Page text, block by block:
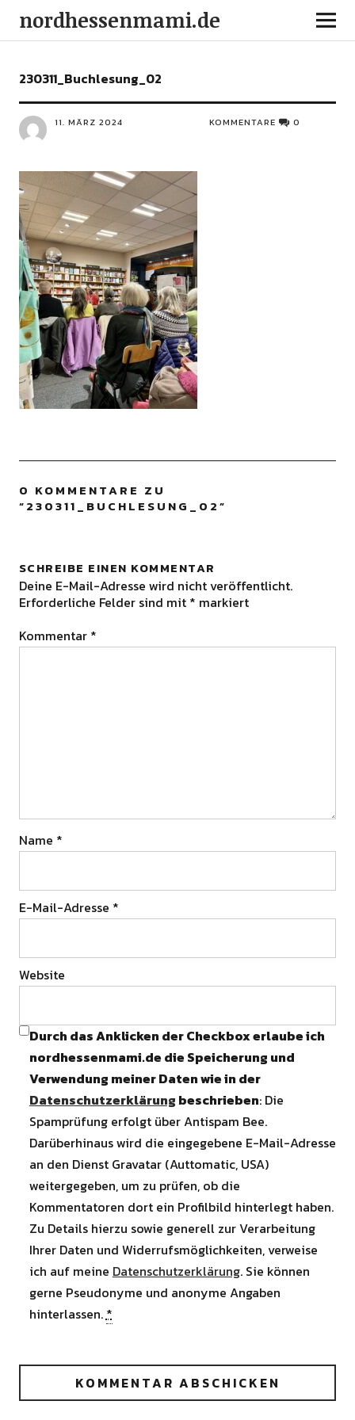
nordhessenmami.de
230311_Buchlesung_02
11. MÄRZ 2024 KOMMENTARE 0
0 KOMMENTARE ZU
“230311_BUCHLESUNG_02”
SCHREIBE EINEN KOMMENTAR
Deine E-Mail-Adresse wird nicht veröffentlicht.
Erforderliche Felder sind mit * markiert
Kommentar *
Name *
E-Mail-Adresse *
Website
Durch das Anklicken der Checkbox erlaube ich
nordhessenmami.de die Speicherung und
Verwendung meiner Daten wie in der
Datenschutzerklärung beschrieben: Die
Spamprüfung erfolgt über Antispam Bee.
Darüberhinaus wird die eingegebene E-Mail-Adresse
an den Dienst Gravatar (Auttomatic, USA)
weitergegeben, um zu prüfen, ob die
Kommentatoren dort ein Profilbild hinterlegt haben.
Zu Details hierzu sowie generell zur Verarbeitung
Ihrer Daten und Widerrufsmöglichkeiten, verweise
ich auf meine Datenschutzerklärung. Sie können
gerne Pseudonyme und anonyme Angaben
hinterlassen.*